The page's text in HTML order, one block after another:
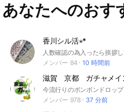
あなたへのおす
香川シル活⋆*
メンバー 84
10 時間前
メンバー 978
37 分前